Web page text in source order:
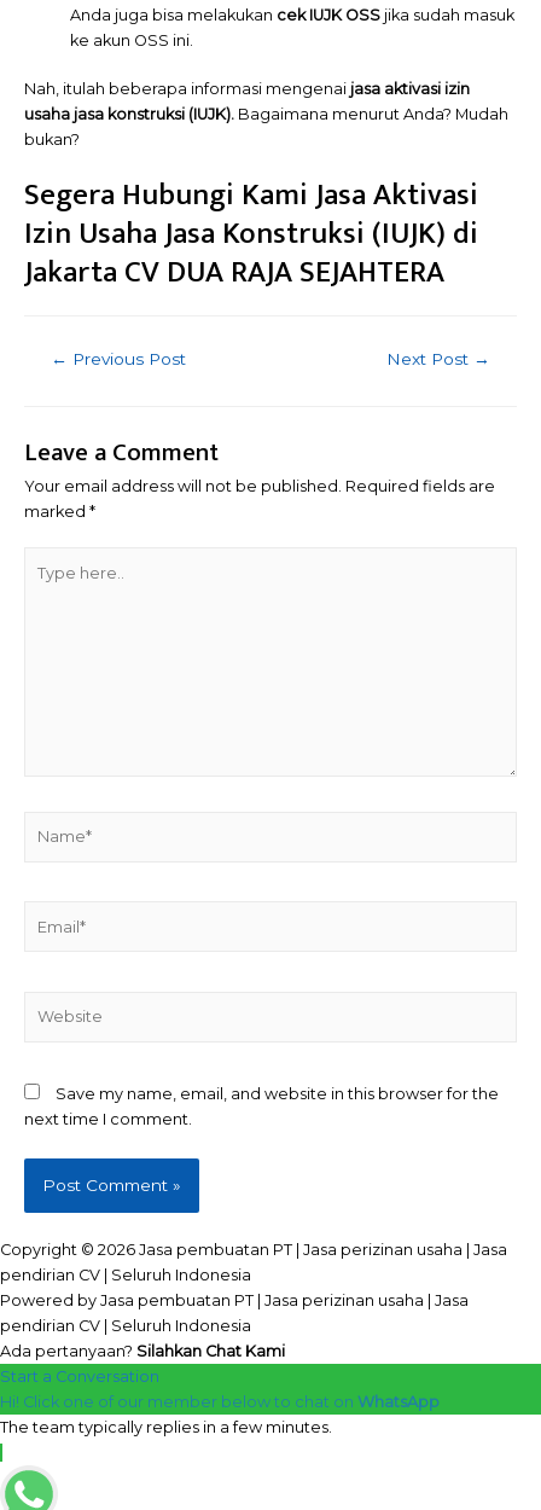
Anda juga bisa melakukan cek IUJK OSS jika sudah masuk
ke akun OSS ini.
Nah, itulah beberapa informasi mengenai jasa aktivasi izin
usaha jasa konstruksi (IUJK). Bagaimana menurut Anda? Mudah
bukan?
Segera Hubungi Kami Jasa Aktivasi
Izin Usaha Jasa Konstruksi (IUJK) di
Jakarta CV DUA RAJA SEJAHTERA
Post
← Previous Post Next Post →
Leave a Comment
Your email address will not be published. Required fields are
marked *
here..
Save my name, email, and website in this browser for the
next time I comment.
Copyright © 2026 Jasa pembuatan PT | Jasa perizinan usaha | Jasa
pendirian CV | Seluruh Indonesia
Powered by Jasa pembuatan PT | Jasa perizinan usaha | Jasa
pendirian CV | Seluruh Indonesia
Ada pertanyaan? Silahkan Chat Kami
Start a Conversation
Hi! Click one of our member below to chat on WhatsApp
The team typically replies in a few minutes.